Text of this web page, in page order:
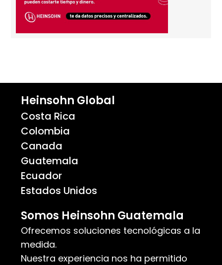
Heinsohn Global
Costa Rica
Colombia
Canada
Guatemala
Ecuador
Estados Unidos
Somos Heinsohn Guatemala
Ofrecemos soluciones tecnológicas a la
medida.
Nuestra experiencia nos ha permitido